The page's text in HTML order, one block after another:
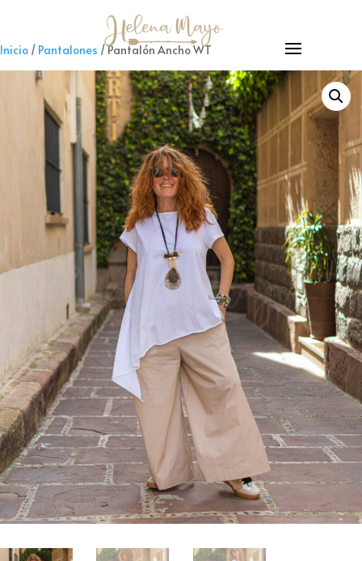
Inicio / Pantalones / Pantalón Ancho WT